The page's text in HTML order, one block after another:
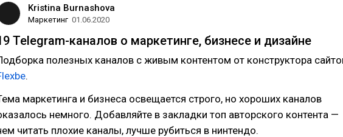
Kristina Burnashova
Маркетинг 01.06.2020
Telegram-каналов о маркетинге, бизнесе и дизайне
полезных каналов с живым контентом от конструктора
.
маркетинга и бизнеса освещается строго, но хороших каналов
немного. Добавляйте в закладки топ авторского контента —
читать плохие каналы, лучше рубиться в нинтендо.